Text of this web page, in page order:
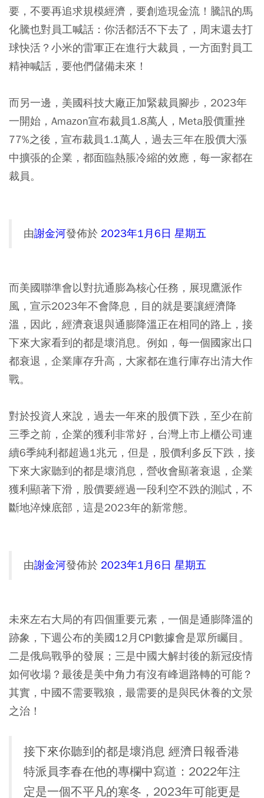
要，不要再追求規模經濟，要創造現金流！騰訊的馬
化騰也對員工喊話：你活都活不下去了，周末還去打
球快活？小米的雷軍正在進行大裁員，一方面對員工
精神喊話，要他們儲備未來！
而另一邊，美國科技大廠正加緊裁員腳步，2023年
一開始，Amazon宣布裁員1.8萬人，Meta股價重挫
77%之後，宣布裁員1.1萬人，過去三年在股價大漲
中擴張的企業，都面臨熱脹冷縮的效應，每一家都在
裁員。
由謝金河發佈於 2023年1月6日 星期五
而美國聯準會以對抗通膨為核心任務，展現鷹派作
風，宣示2023年不會降息，目的就是要讓經濟降
溫，因此，經濟衰退與通膨降溫正在相同的路上，接
下來大家看到的都是壞消息。例如，每一個國家出口
都衰退，企業庫存升高，大家都在進行庫存出清大作
戰。
對於投資人來說，過去一年來的股價下跌，至少在前
三季之前，企業的獲利非常好，台灣上市上櫃公司連
續6季純利都超過1兆元，但是，股價利多反下跌，接
下來大家聽到的都是壞消息，營收會顯著衰退，企業
獲利顯著下滑，股價要經過一段利空不跌的測試，不
斷地淬煉底部，這是2023年的新常態。
由謝金河發佈於 2023年1月6日 星期五
未來左右大局的有四個重要元素，一個是通膨降溫的
跡象，下週公布的美國12月CPI數據會是眾所矚目。
二是俄烏戰爭的發展；三是中國大解封後的新冠疫情
如何收場？最後是美中角力有沒有峰迴路轉的可能？
其實，中國不需要戰狼，最需要的是與民休養的文景
之治！
接下來你聽到的都是壞消息 經濟日報香港
特派員李春在他的專欄中寫道：2022年注
定是一個不平凡的寒冬，2023年可能更是